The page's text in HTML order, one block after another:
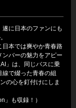
に日本のファンにも
日本では爽やか青春路
バーの魅力をアピー
」は、同じバスに乗
線で綴った青春の組
の心を釘付けにしま
」も収録！）